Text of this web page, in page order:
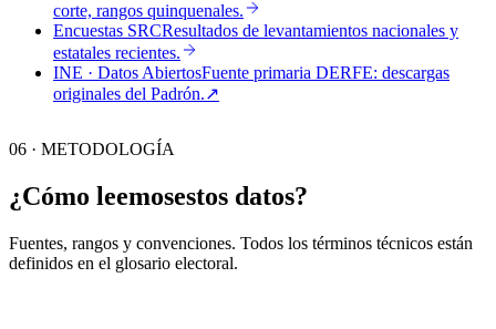
corte, rangos quinquenales.
Encuestas SRCResultados de levantamientos nacionales y
estatales recientes.
INE · Datos AbiertosFuente primaria DERFE: descargas
originales del Padrón.↗︎
06 · METODOLOGÍA
¿Cómo leemosestos datos?
Fuentes, rangos y convenciones. Todos los términos técnicos están
definidos en el glosario electoral.